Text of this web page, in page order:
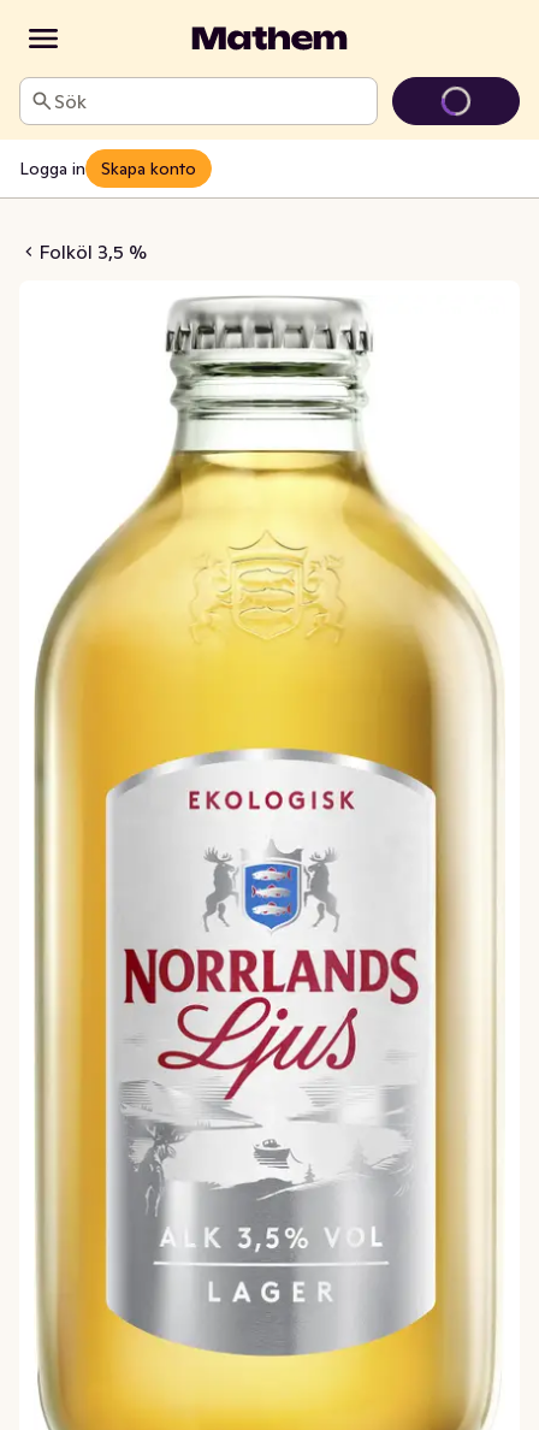
Sök
Logga in Skapa konto
Folköl 3,5 %
3,5% EKO